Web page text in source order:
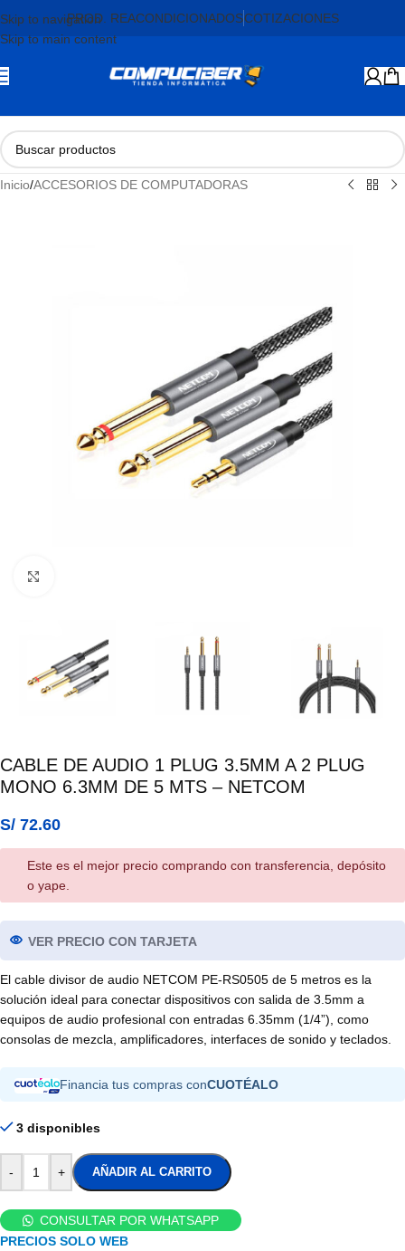
Skip to navigation
Skip to main content
PROD. REACONDICIONADOSCOTIZACIONES
Inicio/ACCESORIOS DE COMPUTADORAS
CABLE DE AUDIO 1 PLUG 3.5MM A 2 PLUG
MONO 6.3MM DE 5 MTS – NETCOM
S/ 72.60
Este es el mejor precio comprando con transferencia, depósito
o yape.
VER PRECIO CON TARJETA
El cable divisor de audio NETCOM PE-RS0505 de 5 metros es la
solución ideal para conectar dispositivos con salida de 3.5mm a
equipos de audio profesional con entradas 6.35mm (1/4”), como
consolas de mezcla, amplificadores, interfaces de sonido y teclados.
Financia tus compras conCUOTÉALO
3 disponibles
- + AÑADIR AL CARRITO
CONSULTAR POR WHATSAPP
PRECIOS SOLO WEB